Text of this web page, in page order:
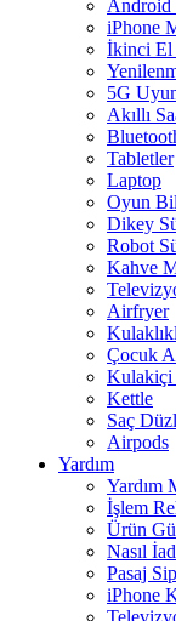
Android
iPhone
İkinci El
5G
Akıllı
Tabletler
Laptop
Oyun
Dikey
Robot
Kahve
Airfryer
Çocuk
Kulakiçi
Kettle
Saç
Airpods
Yardım
Yardım
İşlem
Ürün
Nasıl
Pasaj
iPhone